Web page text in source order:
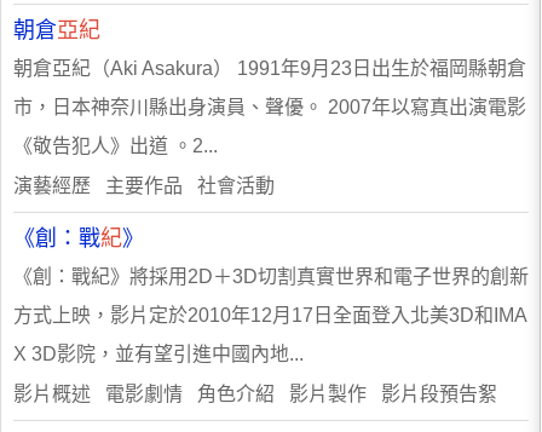
朝倉亞紀
朝倉亞紀（Aki Asakura） 1991年9月23日出生於福岡縣朝倉
市，日本神奈川縣出身演員、聲優。 2007年以寫真出演電影
《敬告犯人》出道 。2...
演藝經歷 主要作品 社會活動
《創：戰紀》
《創：戰紀》將採用2D＋3D切割真實世界和電子世界的創新
方式上映，影片定於2010年12月17日全面登入北美3D和IMA
X 3D影院，並有望引進中國內地...
影片概述 電影劇情 角色介紹 影片製作 影片段預告絮